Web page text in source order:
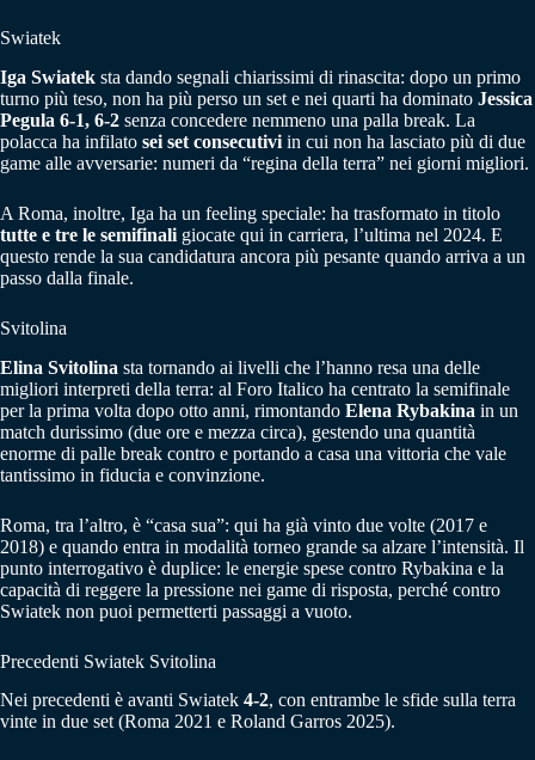
Swiatek
Iga Swiatek sta dando segnali chiarissimi di rinascita: dopo un primo
turno più teso, non ha più perso un set e nei quarti ha dominato Jessica
Pegula 6-1, 6-2 senza concedere nemmeno una palla break. La
polacca ha infilato sei set consecutivi in cui non ha lasciato più di due
game alle avversarie: numeri da “regina della terra” nei giorni migliori.
A Roma, inoltre, Iga ha un feeling speciale: ha trasformato in titolo
tutte e tre le semifinali giocate qui in carriera, l’ultima nel 2024. E
questo rende la sua candidatura ancora più pesante quando arriva a un
passo dalla finale.
Svitolina
Elina Svitolina sta tornando ai livelli che l’hanno resa una delle
migliori interpreti della terra: al Foro Italico ha centrato la semifinale
per la prima volta dopo otto anni, rimontando Elena Rybakina in un
match durissimo (due ore e mezza circa), gestendo una quantità
enorme di palle break contro e portando a casa una vittoria che vale
tantissimo in fiducia e convinzione.
Roma, tra l’altro, è “casa sua”: qui ha già vinto due volte (2017 e
2018) e quando entra in modalità torneo grande sa alzare l’intensità. Il
punto interrogativo è duplice: le energie spese contro Rybakina e la
capacità di reggere la pressione nei game di risposta, perché contro
Swiatek non puoi permetterti passaggi a vuoto.
Precedenti Swiatek Svitolina
Nei precedenti è avanti Swiatek 4-2, con entrambe le sfide sulla terra
vinte in due set (Roma 2021 e Roland Garros 2025).